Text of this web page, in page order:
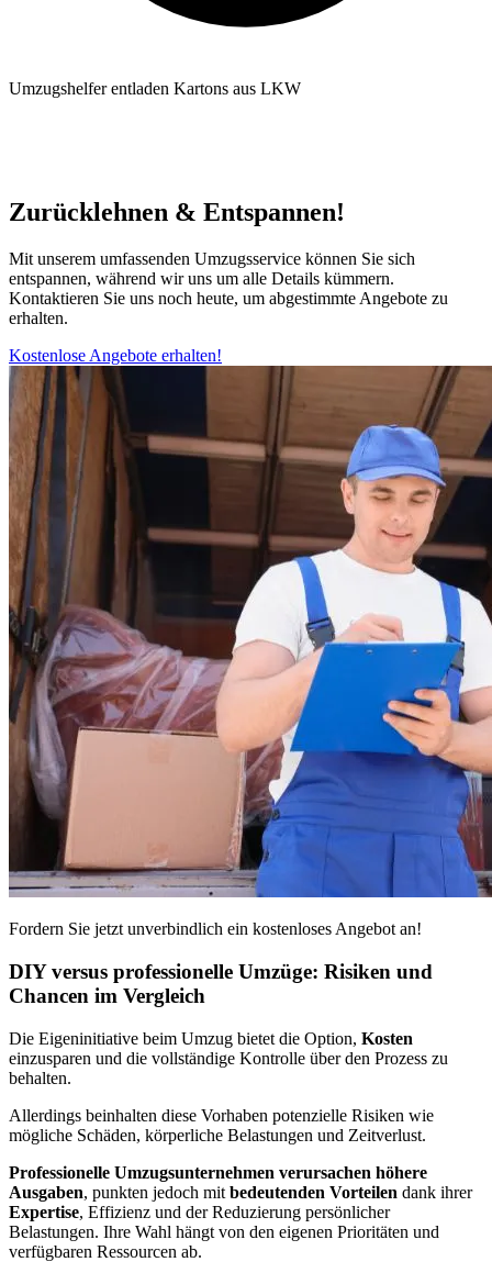
Umzugshelfer entladen Kartons aus LKW
Zurücklehnen & Entspannen!
Mit unserem umfassenden Umzugsservice können Sie sich
entspannen, während wir uns um alle Details kümmern.
Kontaktieren Sie uns noch heute, um abgestimmte Angebote zu
erhalten.
Kostenlose Angebote erhalten!
Fordern Sie jetzt unverbindlich ein kostenloses Angebot an!
DIY versus professionelle Umzüge: Risiken und
Chancen im Vergleich
Die Eigeninitiative beim Umzug bietet die Option, Kosten
einzusparen und die vollständige Kontrolle über den Prozess zu
behalten.
Allerdings beinhalten diese Vorhaben potenzielle Risiken wie
mögliche Schäden, körperliche Belastungen und Zeitverlust.
Professionelle Umzugsunternehmen verursachen höhere
Ausgaben, punkten jedoch mit bedeutenden Vorteilen dank ihrer
Expertise, Effizienz und der Reduzierung persönlicher
Belastungen. Ihre Wahl hängt von den eigenen Prioritäten und
verfügbaren Ressourcen ab.